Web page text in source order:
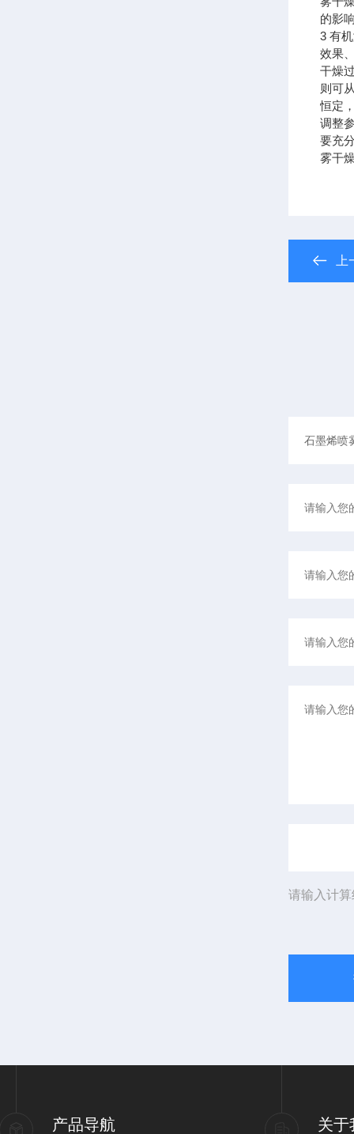
的影
3 有
效果
干燥
则可
恒定
调整
要充
雾干
请输入计
产品导航 关于